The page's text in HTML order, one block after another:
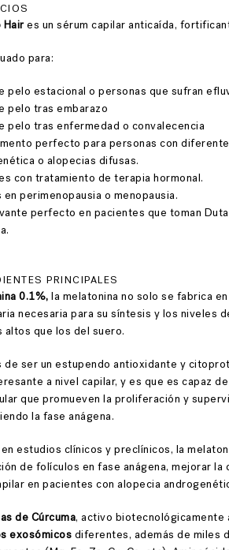
Haires un sérum capilar anticaída,
para:
pelo estacional o personas que sufran
pelo tras embarazo
pelo tras enfermedad o convalecencia
perfecto para personas con
o alopecias difusas.
con tratamiento de terapia hormonal.
en perimenopausia o menopausia.
perfecto en pacientes que toman
PRINCIPALES
0.1%,la melatonina no solo se fabrica
necesaria para su síntesis y los niveles
altos que los del suero.
de ser un estupendo antioxidante y
a nivel capilar, y es que es capaz
que promueven la proliferación y
la fase anágena.
en estudios clínicos y preclínicos, la
de folículos en fase anágena, mejorar
en pacientes con alopecia
de Cúrcuma, activo biotecnológicamente
exosómicos diferentes, además de miles